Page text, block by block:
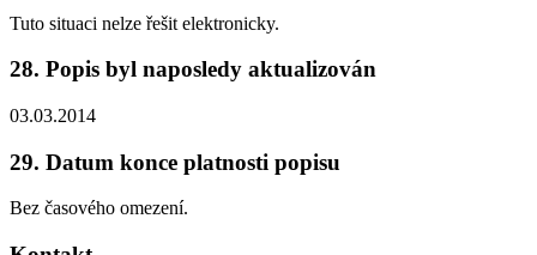
Tuto situaci nelze řešit elektronicky.
28. Popis byl naposledy aktualizován
03.03.2014
29. Datum konce platnosti popisu
Bez časového omezení.